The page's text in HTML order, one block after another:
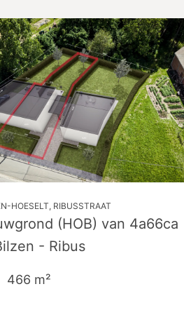
HOESELT, RIBUSSTRAAT
(HOB) van 4a66ca
- Ribus
466 m²